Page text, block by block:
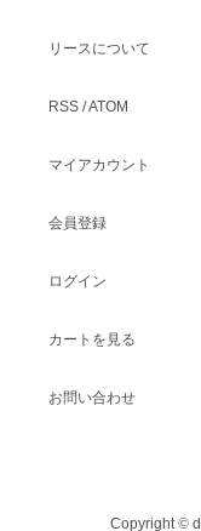
リースについて
RSS /ATOM
マイアカウント
会員登録
ログイン
カートを見る
お問い合わせ
Copyright ©